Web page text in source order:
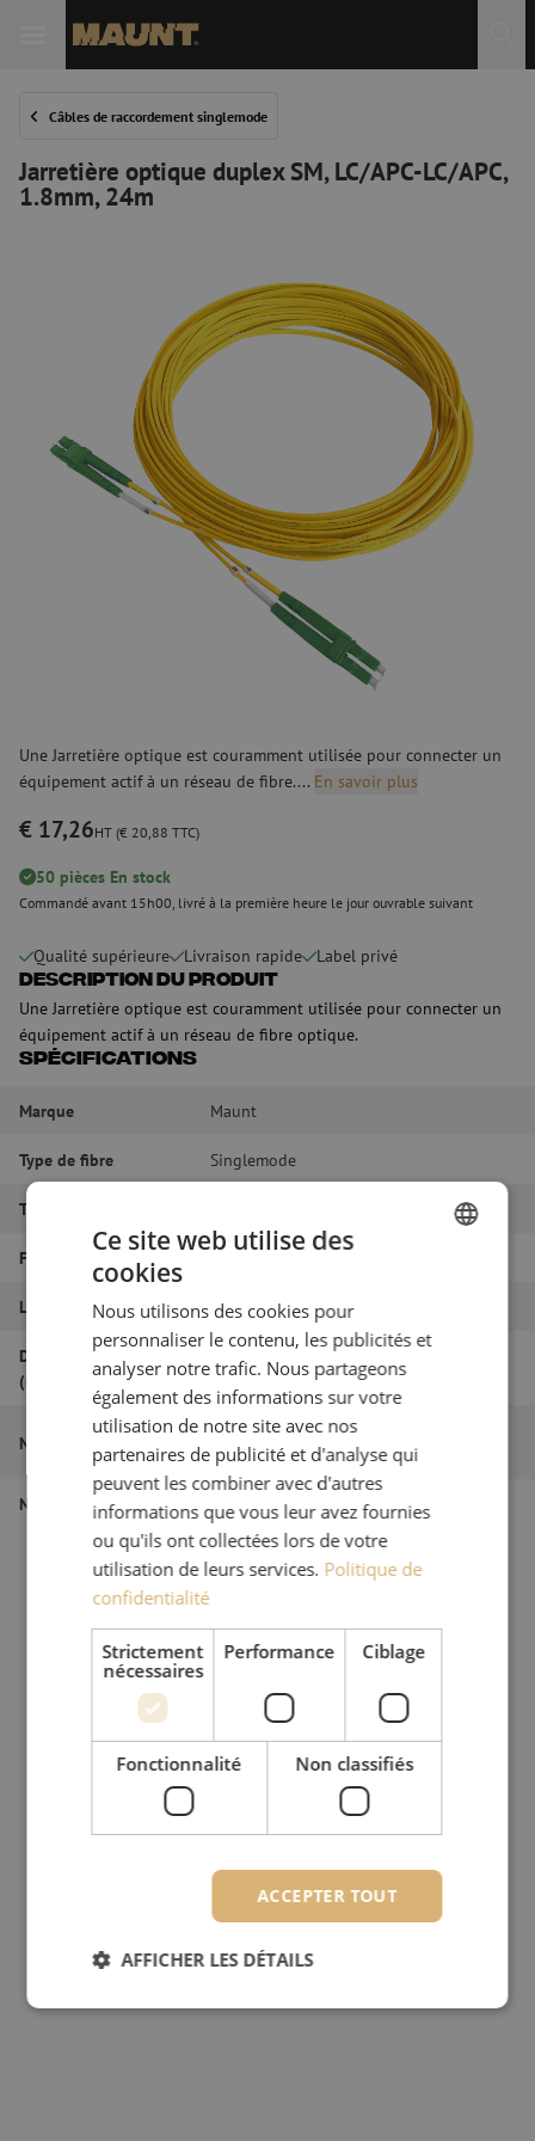
Câbles de raccordement singlemode
Jarretière optique duplex SM, LC/APC-LC/APC,
1.8mm, 24m
Une Jarretière optique est couramment utilisée pour connecter un
équipement actif à un réseau de fibre.... En savoir plus
€ 17,26HT (€ 20,88 TTC)
50 pièces En stock
Commandé avant 15h00, livré à la première heure le jour ouvrable suivant
Qualité supérieure Livraison rapide Label privé
Description du produit
Une Jarretière optique est couramment utilisée pour connecter un
équipement actif à un réseau de fibre optique.
Spécifications
Marque Maunt
Type de fibre Singlemode
Type de connecteur
Fibretype G.657A1
Longueur 24m
Diamètre extérieur
(mm)
1.8
Nom de l'article
Jarretière optique duplex SM, LC/APC-
LC/APC, 1.8mm, 24m
Numéro d'article M20000570
Ce site web utilise des
cookies
Nous utilisons des cookies pour
personnaliser le contenu, les publicités et
analyser notre trafic. Nous partageons
également des informations sur votre
utilisation de notre site avec nos
partenaires de publicité et d'analyse qui
peuvent les combiner avec d'autres
informations que vous leur avez fournies
ou qu'ils ont collectées lors de votre
utilisation de leurs services. Politique de
confidentialité
Strictement
nécessaires
Performance Ciblage
Fonctionnalité Non classifiés
ACCEPTER TOUT
AFFICHER LES DÉTAILS